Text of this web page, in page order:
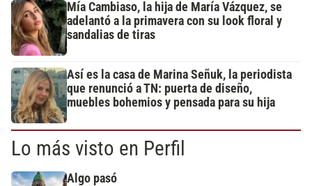
Mía Cambiaso, la hija de María Vázquez, se
adelantó a la primavera con su look floral y
sandalias de tiras
Así es la casa de Marina Señuk, la periodista
que renunció a TN: puerta de diseño,
muebles bohemios y pensada para su hija
Lo más visto en Perfil
Algo pasó